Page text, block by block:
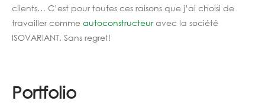
clients… C’est pour toutes ces raisons que j’ai choisi de
travailler comme autoconstructeuravec la société
ISOVARIANT. Sans regret!
Portfolio